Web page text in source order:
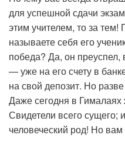
для успешной сдачи
этим учителем, то за
называете себя его
победа? Да, он преуспел,
— уже на его счету в
на свой депозит. Но
Даже сегодня в
Свидетели всего сущего;
человеческий род! Но